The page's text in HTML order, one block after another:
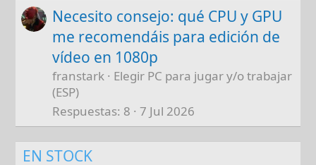
Necesito consejo: qué CPU y GPU
me recomendáis para edición de
vídeo en 1080p
franstark
Elegir PC para jugar y/o trabajar
(ESP)
Respuestas 8 7 Jul 2026
EN STOCK